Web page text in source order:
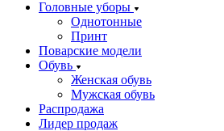
Головные уборы
Однотонные
Принт
Поварские модели
Обувь
Женская обувь
Мужская обувь
Распродажа
Лидер продаж